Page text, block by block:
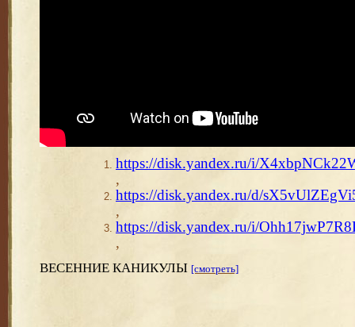
https://disk.yandex.ru/i/
,
https://disk.yandex.ru/d/
,
https://disk.yandex.ru/i/
,
ВЕСЕННИЕ КАНИКУЛЫ [смотреть]